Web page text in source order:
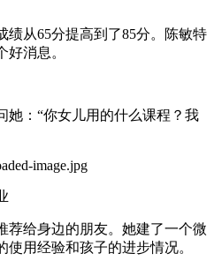
绩从65分提高到了85分。陈敏特
消息。
她：“你女儿用的什么课程？我
荐给身边的朋友。她建了一个微
用经验和孩子的进步情况。